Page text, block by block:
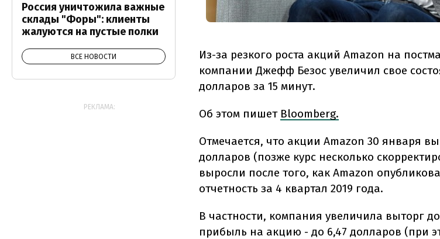
Из-за резкого роста акций Amazon на
компании Джефф Безос увеличил свое
долларов за 15 минут.
Об этом пишет Bloomberg.
Отмечается, что акции Amazon 30 января
долларов (позже курс несколько
выросли после того, как Amazon
отчетность за 4 квартал 2019 года.
В частности, компания увеличила выторг
прибыль на акцию - до 6,47 долларов (при
Россия уничтожила важные
склады "Форы": клиенты
жалуются на пустые полки
ВСЕ НОВОСТИ
РЕКЛАМА: